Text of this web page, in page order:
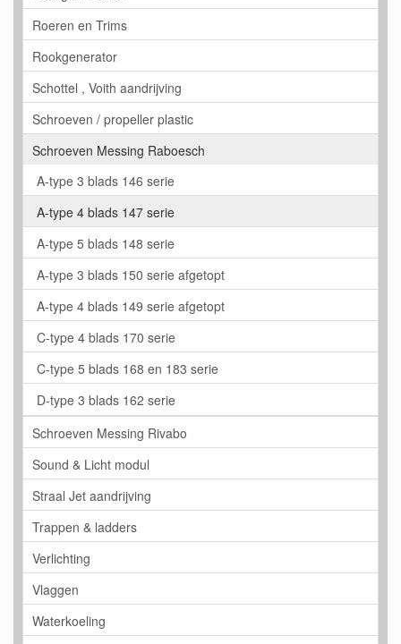
Roeren en Trims
Rookgenerator
Schottel , Voith aandrijving
Schroeven / propeller plastic
Schroeven Messing Raboesch
A-type 3 blads 146 serie
A-type 4 blads 147 serie
A-type 5 blads 148 serie
A-type 3 blads 150 serie afgetopt
A-type 4 blads 149 serie afgetopt
C-type 4 blads 170 serie
C-type 5 blads 168 en 183 serie
D-type 3 blads 162 serie
Schroeven Messing Rivabo
Sound & Licht modul
Straal Jet aandrijving
Trappen & ladders
Verlichting
Vlaggen
Waterkoeling